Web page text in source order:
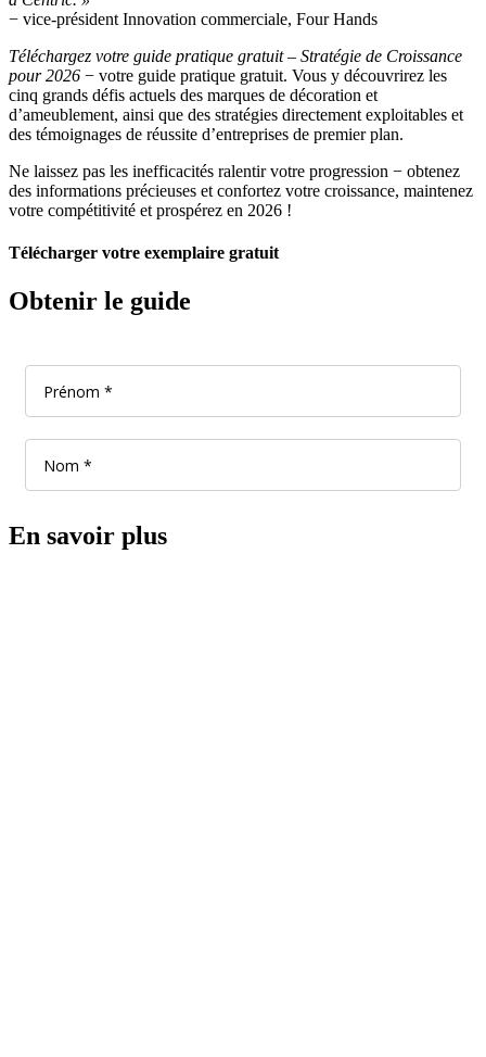
− vice-président Innovation commerciale, Four Hands
Téléchargez votre guide pratique gratuit – Stratégie de Croissance
pour 2026 − votre guide pratique gratuit. Vous y découvrirez les
cinq grands défis actuels des marques de décoration et
d’ameublement, ainsi que des stratégies directement exploitables et
des témoignages de réussite d’entreprises de premier plan.
Ne laissez pas les inefficacités ralentir votre progression − obtenez
des informations précieuses et confortez votre croissance, maintenez
votre compétitivité et prospérez en 2026 !
Télécharger votre exemplaire gratuit
Obtenir le guide
En savoir plus